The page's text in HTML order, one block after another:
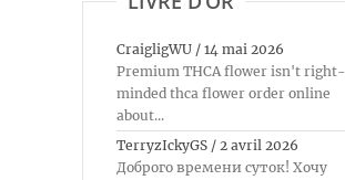
CraigligWU / 14 mai 2026
Premium THCA flower isn't right-
minded thca flower order online
about...
TerryzIckyGS / 2 avril 2026
Доброго времени суток! Хочу